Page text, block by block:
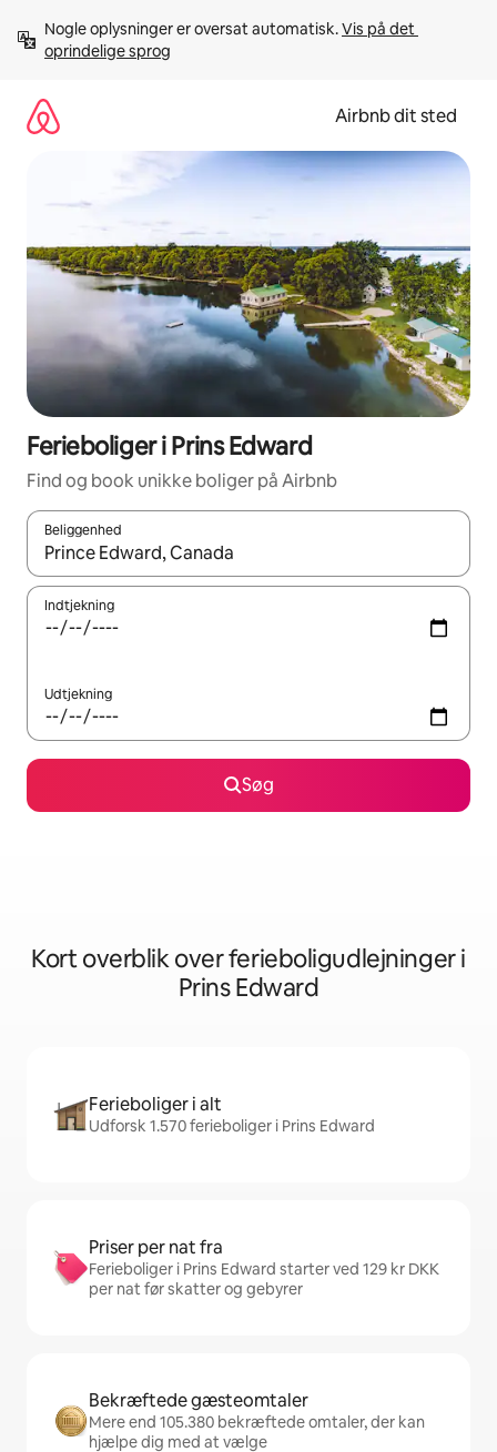
videre
Nogle oplysninger er oversat automatisk. Vis på det
oprindelige sprog
Airbnb dit sted
Ferieboliger i Prins Edward
Find og book unikke boliger på Airbnb
Beliggenhed
Når resultaterne er tilgængelige, skal du navigere med
Indtjekning
Udtjekning
Søg
Kort overblik over ferieboligudlejninger i
Prins Edward
Ferieboliger i alt
Udforsk 1.570 ferieboliger i Prins Edward
Priser per nat fra
Ferieboliger i Prins Edward starter ved 129 kr DKK
per nat før skatter og gebyrer
Bekræftede gæsteomtaler
Mere end 105.380 bekræftede omtaler, der kan
hjælpe dig med at vælge